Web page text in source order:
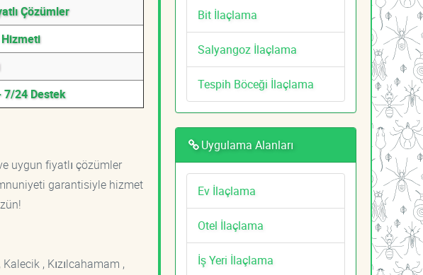
Çözümler
Hizmeti
7/24 Destek
uygun fiyatlı çözümler
garantisiyle hizmet
, Kızılcahamam ,
Bit İlaçlama
Salyangoz İlaçlama
Tespih Böceği İlaçlama
Uygulama Alanları
Ev İlaçlama
Otel İlaçlama
İş Yeri İlaçlama